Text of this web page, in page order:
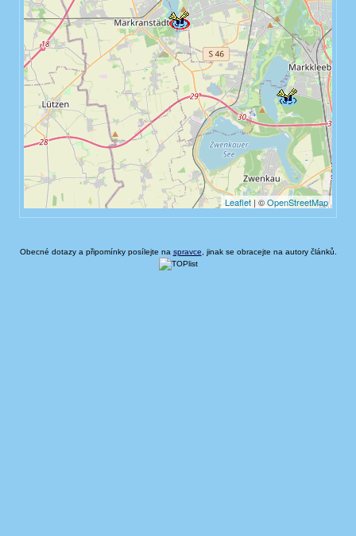
Obecné dotazy a připomínky posílejte na spravce , jinak se obracejte na autory článků.